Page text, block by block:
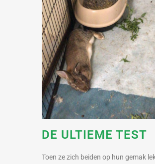
DE ULTIEME TEST
Toen ze zich beiden op hun gemak